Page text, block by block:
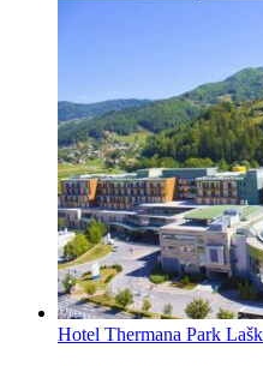
Hotel Thermana Park